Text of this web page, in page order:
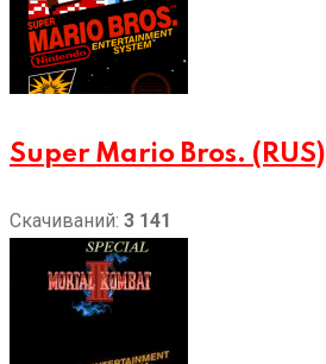
Super Mario Bros. (RUS)
Скачиваний: 3 141